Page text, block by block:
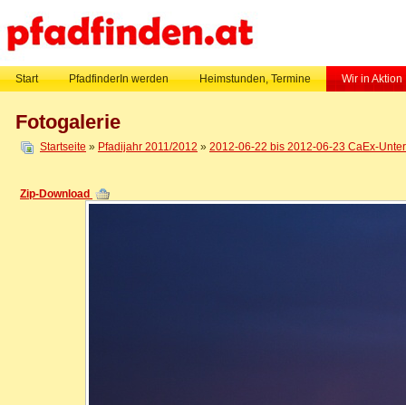
Start PfadfinderIn werden Heimstunden, Termine Wir in Aktion
Fotogalerie
Startseite » Pfadijahr 2011/2012 » 2012-06-22 bis 2012-06-23 CaEx-
Zip-Download